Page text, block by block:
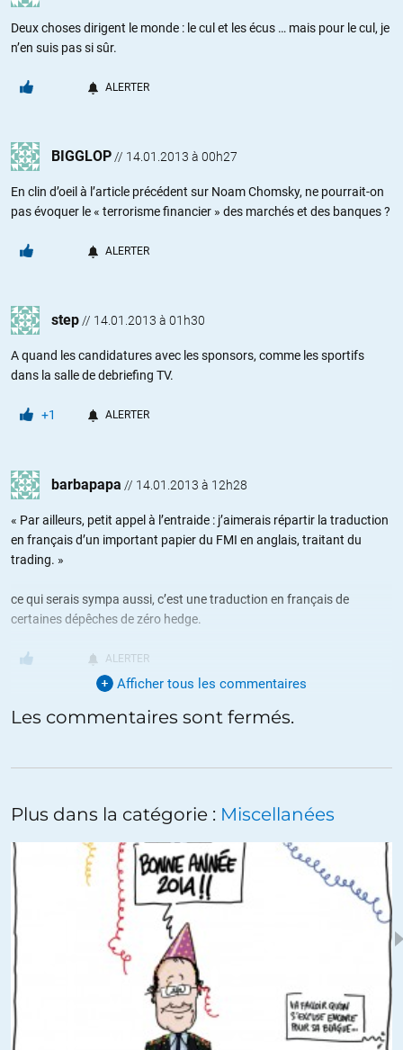
Deux choses dirigent le monde : le cul et les écus … mais pour le cul, je
n’en suis pas si sûr.
ALERTER
BIGGLOP // 14.01.2013 à 00h27
En clin d’oeil à l’article précédent sur Noam Chomsky, ne pourrait-on
pas évoquer le « terrorisme financier » des marchés et des banques ?
ALERTER
step // 14.01.2013 à 01h30
A quand les candidatures avec les sponsors, comme les sportifs
dans la salle de debriefing TV.
+1 ALERTER
barbapapa // 14.01.2013 à 12h28
« Par ailleurs, petit appel à l’entraide : j’aimerais répartir la traduction
en français d’un important papier du FMI en anglais, traitant du
trading. »
ce qui serais sympa aussi, c’est une traduction en français de
certaines dépêches de zéro hedge.
ALERTER
Dan // 14.01.2013 à 12h44
est sauvée , nos petites et moyennes entreprises sont sauvées ,
l’économie va repartir et la prospérité va revenir dans nos
chaumières , faisons leur confiance , confier leur votre argent !
ALERTER
14.01.2013 à 16h33
Le directeur financier de BNP Paribas, Lars Machenil, a été mis en
examen en Belgique dans le cadre d’une enquête sur les conditions
du rachat par Fortis de la banque néerlandaise ABN Amro en 2008,
Afficher tous les commentaires
Les commentaires sont fermés.
Plus dans la catégorie : Miscellanées